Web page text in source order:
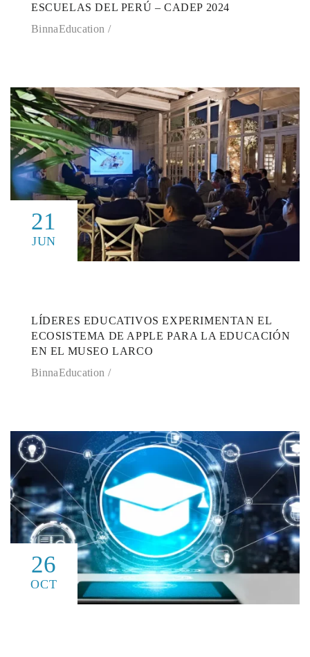
ESCUELAS DEL PERÚ – CADEP 2024
BinnaEducation
21
JUN
LÍDERES EDUCATIVOS EXPERIMENTAN EL
ECOSISTEMA DE APPLE PARA LA EDUCACIÓN
EN EL MUSEO LARCO
BinnaEducation
26
OCT